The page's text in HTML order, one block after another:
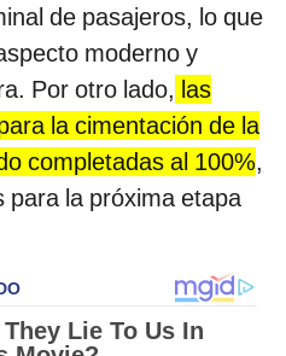
de pasajeros, lo que
moderno y
Por otro lado, las
la cimentación de la
completadas al 100%,
para la próxima etapa